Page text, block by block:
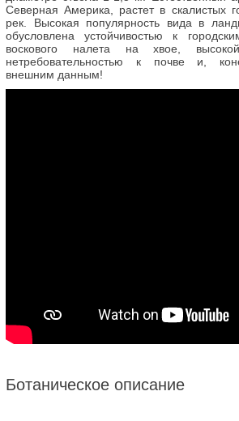
Северная Америка, растет в скалистых
рек. Высокая популярность вида в
обусловлена устойчивостью к
воскового налета на хвое, высокой
нетребовательностью к почве и,
внешним данным!
Ботаническое описание